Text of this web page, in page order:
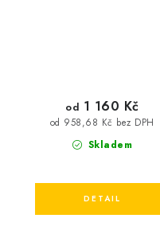
Skladem
od 958,68 Kč bez DPH
od 1 160 Kč